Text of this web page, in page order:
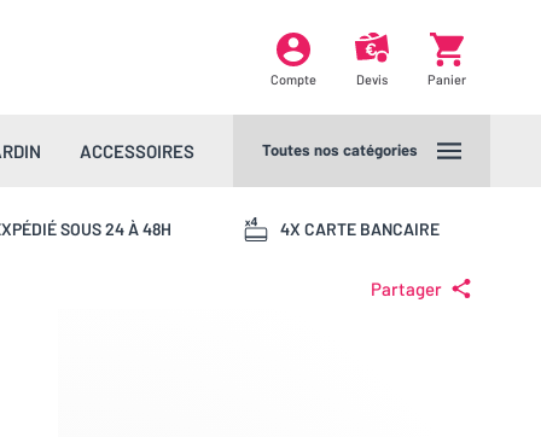
Compte Devis Panier
ACCESSOIRES Toutes nos catégories
SOUS 24 À 48H 4X CARTE BANCAIRE
Partager